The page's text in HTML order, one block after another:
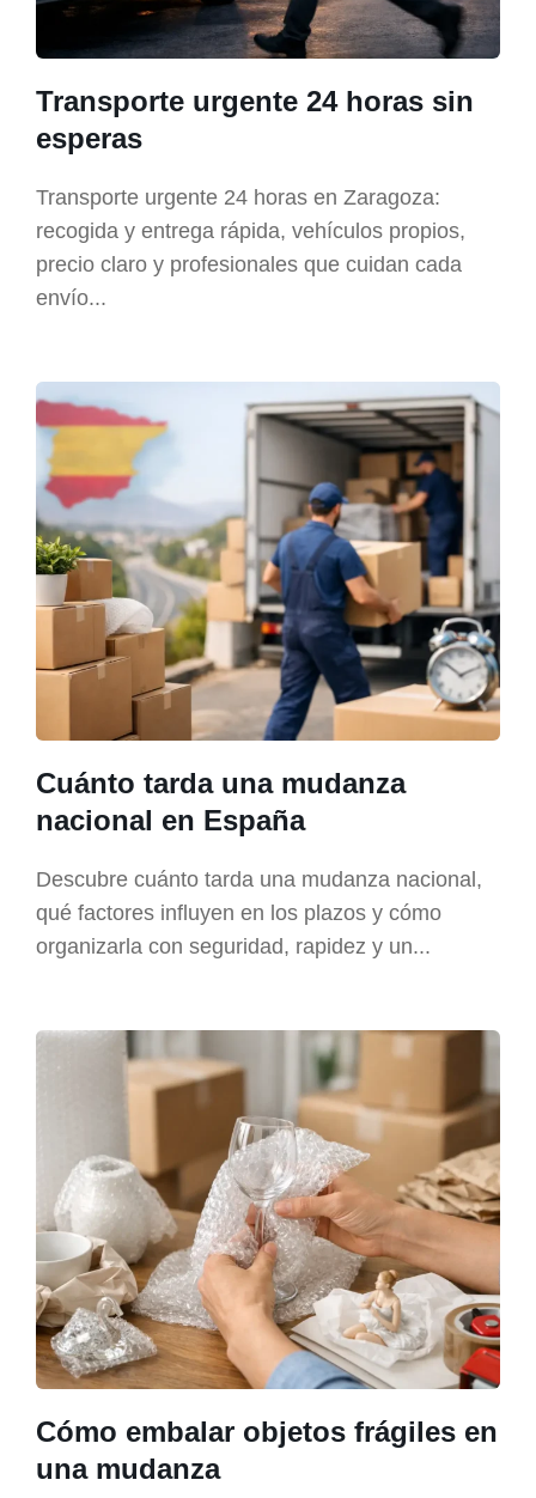
Transporte urgente 24 horas sin
esperas
Transporte urgente 24 horas en Zaragoza:
recogida y entrega rápida, vehículos propios,
precio claro y profesionales que cuidan cada
envío...
Cuánto tarda una mudanza
nacional en España
Descubre cuánto tarda una mudanza nacional,
qué factores influyen en los plazos y cómo
organizarla con seguridad, rapidez y un...
Cómo embalar objetos frágiles en
una mudanza